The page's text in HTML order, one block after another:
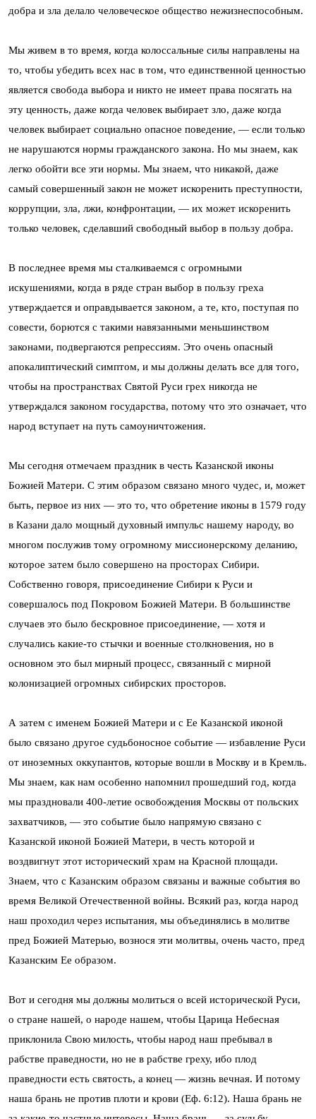
добра и зла делало человеческое общество нежизнеспособным.
Мы живем в то время, когда колоссальные силы направлены на
то, чтобы убедить всех нас в том, что единственной ценностью
является свобода выбора и никто не имеет права посягать на
эту ценность, даже когда человек выбирает зло, даже когда
человек выбирает социально опасное поведение, — если только
не нарушаются нормы гражданского закона. Но мы знаем, как
легко обойти все эти нормы. Мы знаем, что никакой, даже
самый совершенный закон не может искоренить преступности,
коррупции, зла, лжи, конфронтации, — их может искоренить
только человек, сделавший свободный выбор в пользу добра.
В последнее время мы сталкиваемся с огромными
искушениями, когда в ряде стран выбор в пользу греха
утверждается и оправдывается законом, а те, кто, поступая по
совести, борются с такими навязанными меньшинством
законами, подвергаются репрессиям. Это очень опасный
апокалиптический симптом, и мы должны делать все для того,
чтобы на пространствах Святой Руси грех никогда не
утверждался законом государства, потому что это означает, что
народ вступает на путь самоуничтожения.
Мы сегодня отмечаем праздник в честь Казанской иконы
Божией Матери. С этим образом связано много чудес, и, может
быть, первое из них — это то, что обретение иконы в 1579 году
в Казани дало мощный духовный импульс нашему народу, во
многом послужив тому огромному миссионерскому деланию,
которое затем было совершено на просторах Сибири.
Собственно говоря, присоединение Сибири к Руси и
совершалось под Покровом Божией Матери. В большинстве
случаев это было бескровное присоединение, — хотя и
случались какие-то стычки и военные столкновения, но в
основном это был мирный процесс, связанный с мирной
колонизацией огромных сибирских просторов.
А затем с именем Божией Матери и с Ее Казанской иконой
было связано другое судьбоносное событие — избавление Руси
от иноземных оккупантов, которые вошли в Москву и в Кремль.
Мы знаем, как нам особенно напомнил прошедший год, когда
мы праздновали 400-летие освобождения Москвы от польских
захватчиков, — это событие было напрямую связано с
Казанской иконой Божией Матери, в честь которой и
воздвигнут этот исторический храм на Красной площади.
Знаем, что с Казанским образом связаны и важные события во
время Великой Отечественной войны. Всякий раз, когда народ
наш проходил через испытания, мы объединялись в молитве
пред Божией Матерью, вознося эти молитвы, очень часто, пред
Казанским Ее образом.
Вот и сегодня мы должны молиться о всей исторической Руси,
о стране нашей, о народе нашем, чтобы Царица Небесная
приклонила Свою милость, чтобы народ наш пребывал в
рабстве праведности, но не в рабстве греху, ибо плод
праведности есть святость, а конец — жизнь вечная. И потому
наша брань не против плоти и крови (Еф. 6:12). Наша брань не